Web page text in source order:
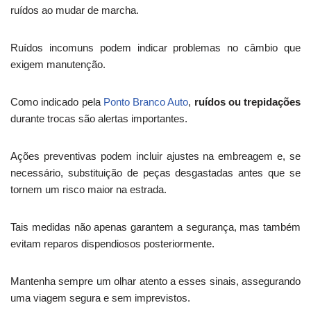
ruídos ao mudar de marcha.
Ruídos incomuns podem indicar problemas no câmbio que
exigem manutenção.
Como indicado pela Ponto Branco Auto, ruídos ou trepidações
durante trocas são alertas importantes.
Ações preventivas podem incluir ajustes na embreagem e, se
necessário, substituição de peças desgastadas antes que se
tornem um risco maior na estrada.
Tais medidas não apenas garantem a segurança, mas também
evitam reparos dispendiosos posteriormente.
Mantenha sempre um olhar atento a esses sinais, assegurando
uma viagem segura e sem imprevistos.